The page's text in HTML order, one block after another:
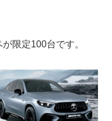
限定100台です。